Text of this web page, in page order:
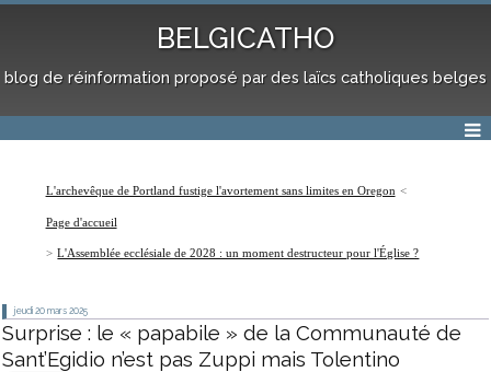
BELGICATHO
blog de réinformation proposé par des laïcs catholiques belges
L'archevêque de Portland fustige l'avortement sans limites en Oregon
Page d'accueil
L'Assemblée ecclésiale de 2028 : un moment destructeur pour l'Église ?
jeudi 20 mars 2025
Surprise : le « papabile » de la Communauté de
Sant’Egidio n’est pas Zuppi mais Tolentino